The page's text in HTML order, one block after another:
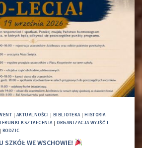
| AKTUALNOŚCI | BIBLIOTEKA|HISTORIA
KSZTAŁCENIA|ORGANIZACJA WYJŚĆ I
| RODZIC
SZKÓŁ WE WSCHOWIE!